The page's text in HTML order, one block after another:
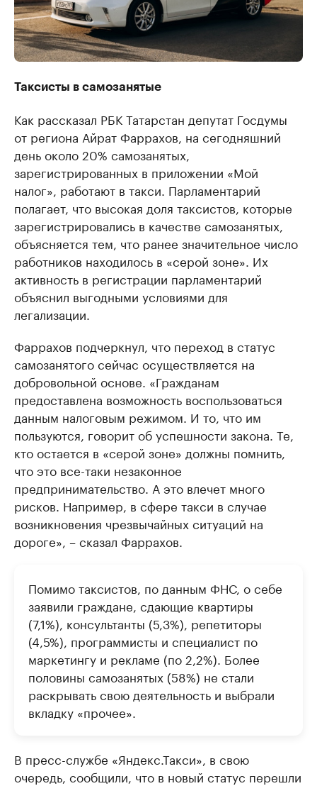
Таксисты в самозанятые
Как рассказал РБК Татарстан депутат Госдумы
от региона Айрат Фаррахов, на сегодняшний
день около 20% самозанятых,
зарегистрированных в приложении «Мой
налог», работают в такси. Парламентарий
полагает, что высокая доля таксистов, которые
зарегистрировались в качестве самозанятых,
объясняется тем, что ранее значительное число
работников находилось в «серой зоне». Их
активность в регистрации парламентарий
объяснил выгодными условиями для
легализации.
Фаррахов подчеркнул, что переход в статус
самозанятого сейчас осуществляется на
добровольной основе. «Гражданам
предоставлена возможность воспользоваться
данным налоговым режимом. И то, что им
пользуются, говорит об успешности закона. Те,
кто остается в «серой зоне» должны помнить,
что это все-таки незаконное
предпринимательство. А это влечет много
рисков. Например, в сфере такси в случае
возникновения чрезвычайных ситуаций на
дороге», – сказал Фаррахов.
Помимо таксистов, по данным ФНС, о себе
заявили граждане, сдающие квартиры
(7,1%), консультанты (5,3%), репетиторы
(4,5%), программисты и специалист по
маркетингу и рекламе (по 2,2%). Более
половины самозанятых (58%) не стали
раскрывать свою деятельность и выбрали
вкладку «прочее».
В пресс-службе «Яндекс.Такси», в свою
очередь, сообщили, что в новый статус перешли